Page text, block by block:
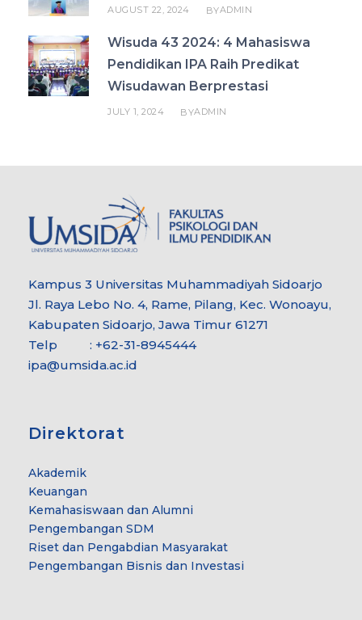
AUGUST 22, 2024 BYADMIN
Wisuda 43 2024: 4 Mahasiswa
Pendidikan IPA Raih Predikat
Wisudawan Berprestasi
JULY 1, 2024 BYADMIN
Kampus 3 Universitas Muhammadiyah Sidoarjo
Jl. Raya Lebo No. 4, Rame, Pilang, Kec. Wonoayu,
Kabupaten Sidoarjo, Jawa Timur 61271
Telp : +62-31-8945444
ipa@umsida.ac.id
Direktorat
Akademik
Keuangan
Kemahasiswaan dan Alumni
Pengembangan SDM
Riset dan Pengabdian Masyarakat
Pengembangan Bisnis dan Investasi